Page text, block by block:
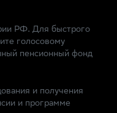
РФ. Для быстрого
голосовому
пенсионный фонд
и получения
и программе